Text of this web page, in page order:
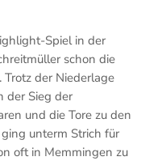
Spiel in der
schon die
der Niederlage
der Sieg der
und die Tore zu den
unterm Strich für
oft in Memmingen zu